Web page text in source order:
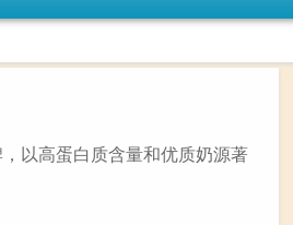
以高蛋白质含量和优质奶源著